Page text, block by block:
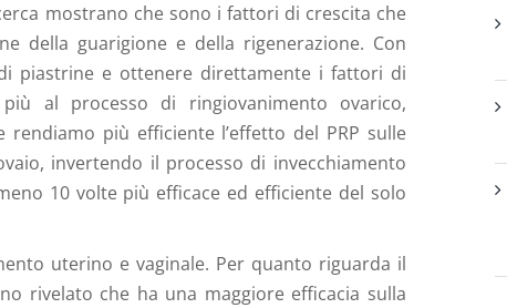
mostrano che sono i fattori di crescita che
della guarigione e della rigenerazione. Con
piastrine e ottenere direttamente i fattori di
al processo di ringiovanimento ovarico,
più efficiente l’effetto del PRP sulle
invertendo il processo di invecchiamento
10 volte più efficace ed efficiente del solo
uterino e vaginale. Per quanto riguarda il
rivelato che ha una maggiore efficacia sulla